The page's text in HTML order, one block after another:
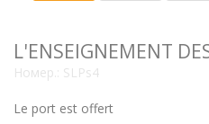
L'ENSEIGNEMENT
Номер.: SLPs4
Le port est offert